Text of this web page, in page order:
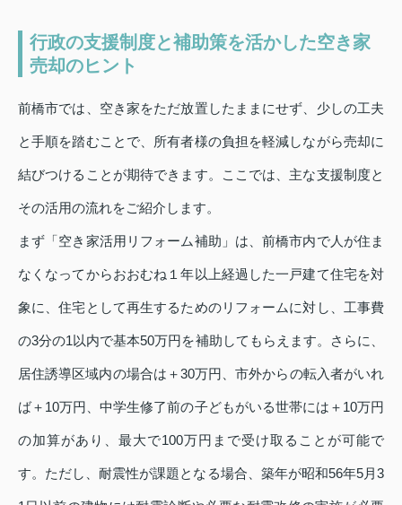
行政の支援制度と補助策を活かした空き家
売却のヒント
前橋市では、空き家をただ放置したままにせず、少しの工夫
と手順を踏むことで、所有者様の負担を軽減しながら売却に
結びつけることが期待できます。ここでは、主な支援制度と
その活用の流れをご紹介します。
まず「空き家活用リフォーム補助」は、前橋市内で人が住ま
なくなってからおおむね１年以上経過した一戸建て住宅を対
象に、住宅として再生するためのリフォームに対し、工事費
の3分の1以内で基本50万円を補助してもらえます。さらに、
居住誘導区域内の場合は＋30万円、市外からの転入者がいれ
ば＋10万円、中学生修了前の子どもがいる世帯には＋10万円
の加算があり、最大で100万円まで受け取ることが可能で
す。ただし、耐震性が課題となる場合、築年が昭和56年5月3